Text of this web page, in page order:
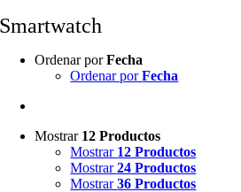
Smartwatch
Ordenar porFecha
Ordenar porFecha
Mostrar 12 Productos
Mostrar 12 Productos
Mostrar24 Productos
Mostrar36 Productos